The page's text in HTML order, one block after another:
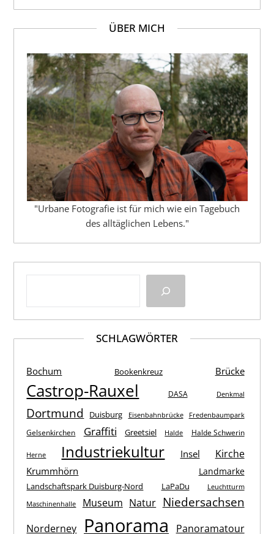
ÜBER MICH
"Urbane Fotografie ist für mich wie ein Tagebuch
des alltäglichen Lebens."
SCHLAGWÖRTER
Bochum Bookenkreuz Brücke
Castrop-Rauxel DASA Denkmal
Dortmund Duisburg Eisenbahnbrücke Fredenbaumpark
Gelsenkirchen Graffiti Greetsiel Halde Halde Schwerin
Herne Industriekultur Insel Kirche
Krummhörn Landmarke
Landschaftspark Duisburg-Nord LaPaDu
Leuchtturm
Maschinenhalle
Museum Natur Niedersachsen
Norderney Panorama Panoramatour